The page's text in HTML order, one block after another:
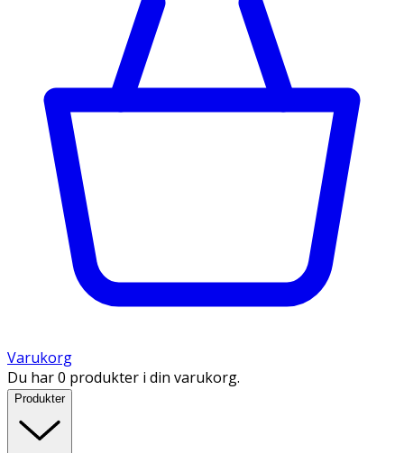
Varukorg
Du har 0 produkter i din varukorg.
Produkter